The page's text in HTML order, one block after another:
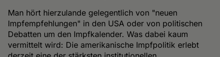
Man hört hierzulande gelegentlich von "neuen
Impfempfehlungen" in den USA oder von politischen
Debatten um den Impfkalender. Was dabei kaum
vermittelt wird: Die amerikanische Impfpolitik erlebt